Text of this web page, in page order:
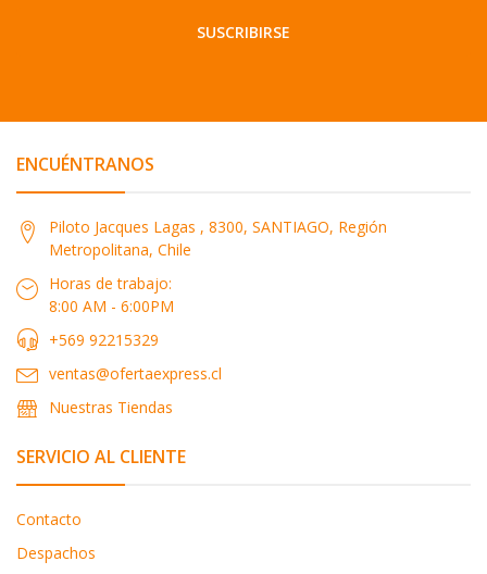
SUSCRIBIRSE
ENCUÉNTRANOS
Piloto Jacques Lagas , 8300, SANTIAGO, Región
Metropolitana, Chile
Horas de trabajo:
8:00 AM - 6:00PM
+569 92215329
ventas@ofertaexpress.cl
Nuestras Tiendas
SERVICIO AL CLIENTE
Contacto
Despachos